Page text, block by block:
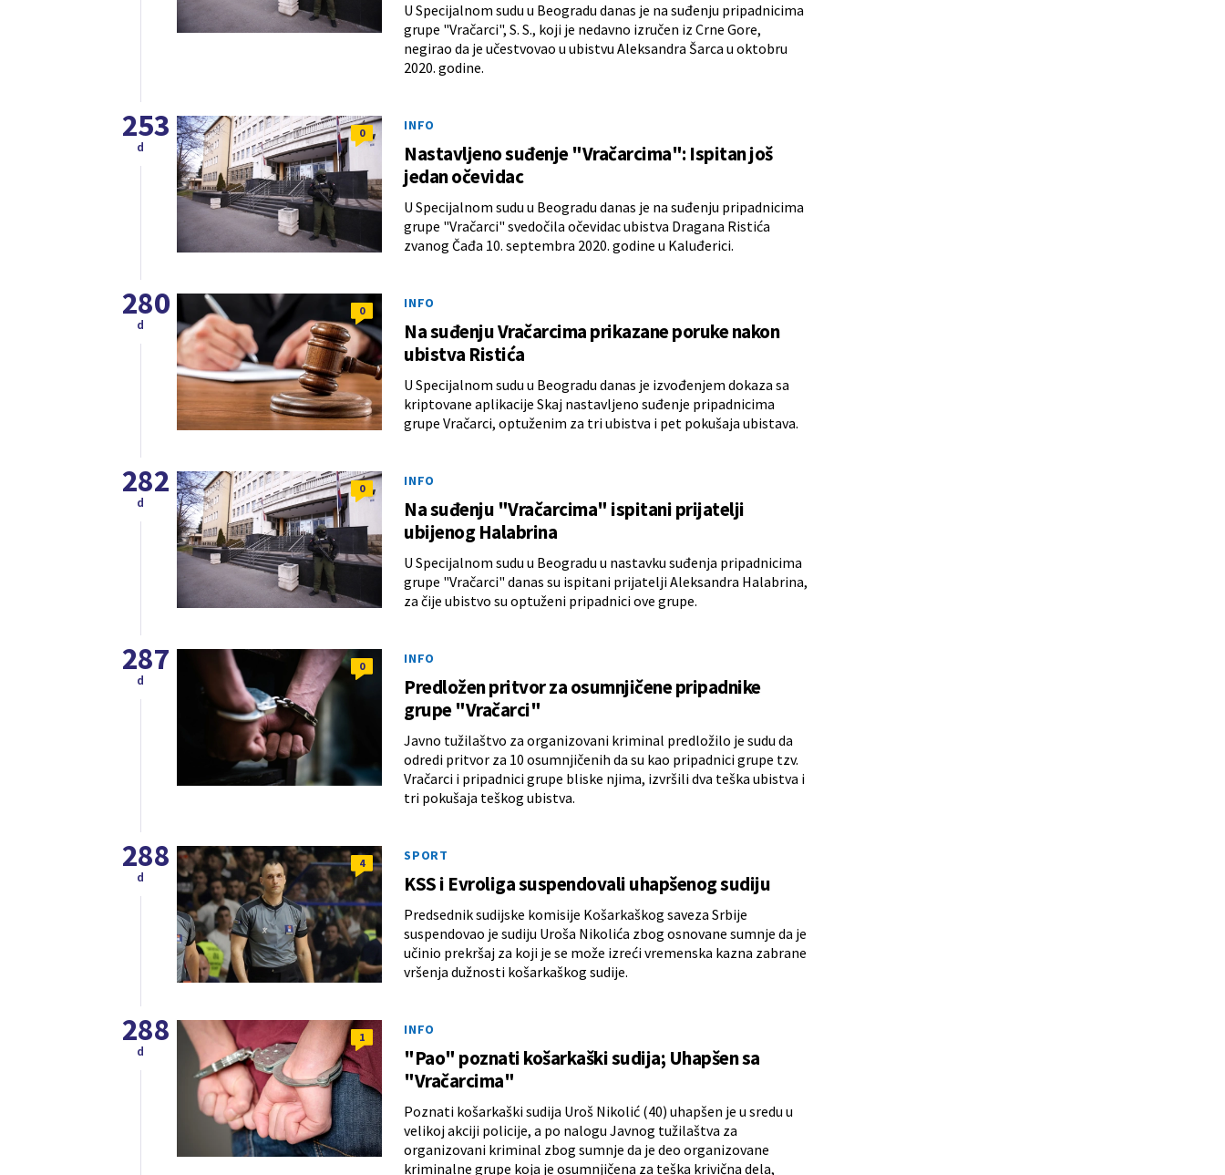
U Specijalnom sudu u Beogradu danas je na suđenju pripadnicima
grupe "Vračarci", S. S., koji je nedavno izručen iz Crne Gore,
negirao da je učestvovao u ubistvu Aleksandra Šarca u oktobru
2020. godine.
0 INFO
Nastavljeno suđenje "Vračarcima": Ispitan još
jedan očevidac
U Specijalnom sudu u Beogradu danas je na suđenju pripadnicima
grupe "Vračarci" svedočila očevidac ubistva Dragana Ristića
zvanog Čađa 10. septembra 2020. godine u Kaluđerici.
253
d
0 INFO
Na suđenju Vračarcima prikazane poruke nakon
ubistva Ristića
U Specijalnom sudu u Beogradu danas je izvođenjem dokaza sa
kriptovane aplikacije Skaj nastavljeno suđenje pripadnicima
grupe Vračarci, optuženim za tri ubistva i pet pokušaja ubistava.
280
d
0 INFO
Na suđenju "Vračarcima" ispitani prijatelji
ubijenog Halabrina
U Specijalnom sudu u Beogradu u nastavku suđenja pripadnicima
grupe "Vračarci" danas su ispitani prijatelji Aleksandra Halabrina,
za čije ubistvo su optuženi pripadnici ove grupe.
282
d
0 INFO
Predložen pritvor za osumnjičene pripadnike
grupe "Vračarci"
Javno tužilaštvo za organizovani kriminal predložilo je sudu da
odredi pritvor za 10 osumnjičenih da su kao pripadnici grupe tzv.
Vračarci i pripadnici grupe bliske njima, izvršili dva teška ubistva i
tri pokušaja teškog ubistva.
287
d
4 SPORT
KSS i Evroliga suspendovali uhapšenog sudiju
Predsednik sudijske komisije Košarkaškog saveza Srbije
suspendovao je sudiju Uroša Nikolića zbog osnovane sumnje da je
učinio prekršaj za koji je se može izreći vremenska kazna zabrane
vršenja dužnosti košarkaškog sudije.
288
d
1 INFO
"Pao" poznati košarkaški sudija; Uhapšen sa
"Vračarcima"
Poznati košarkaški sudija Uroš Nikolić (40) uhapšen je u sredu u
velikoj akciji policije, a po nalogu Javnog tužilaštva za
organizovani kriminal zbog sumnje da je deo organizovane
kriminalne grupe koja je osumnjičena za teška krivična dela,
288
d